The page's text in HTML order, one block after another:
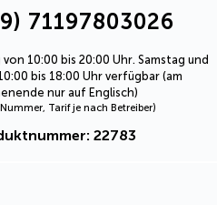
71197803026
10:00 bis 20:00 Uhr. Samstag und
bis 18:00 Uhr verfügbar (am
nur auf Englisch)
Tarif je nach Betreiber)
22783